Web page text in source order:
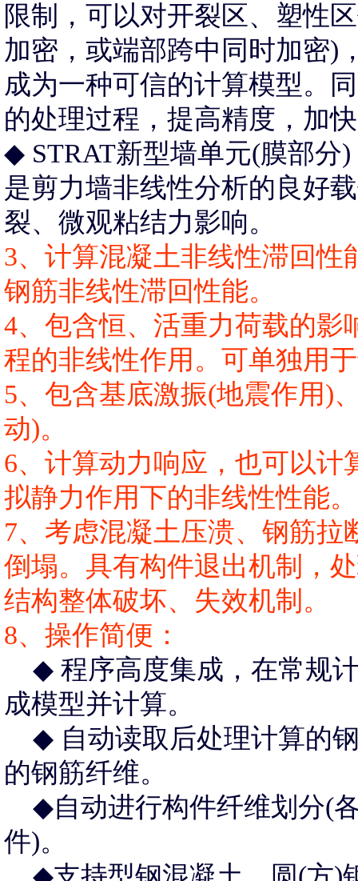
限制，可以对开裂区、塑性
加密，或端部跨中同时加密)
成为一种可信的计算模型。
的处理过程，提高精度，加
◆ STRAT新型墙单元(膜部分
是剪力墙非线性分析的良好
裂、微观粘结力影响。
3、计算混凝土非线性滞回
钢筋非线性滞回性能。
4、包含恒、活重力荷载的
程的非线性作用。可单独用
5、包含基底激振(地震作用)
动)。
6、计算动力响应，也可以
拟静力作用下的非线性性能。
7、考虑混凝土压溃、钢筋
倒塌。具有构件退出机制，
结构整体破坏、失效机制。
8、操作简便：
◆ 程序高度集成，在常规
成模型并计算。
◆ 自动读取后处理计算的
的钢筋纤维。
◆自动进行构件纤维划分(
件)。